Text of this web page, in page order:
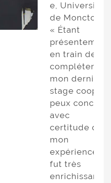
e, Université
de Moncton
« Étant
présentement
en train de
compléter
mon dernier
stage coop, je
peux conclure
avec
certitude que
mon
expérience
fut très
enrichissante.